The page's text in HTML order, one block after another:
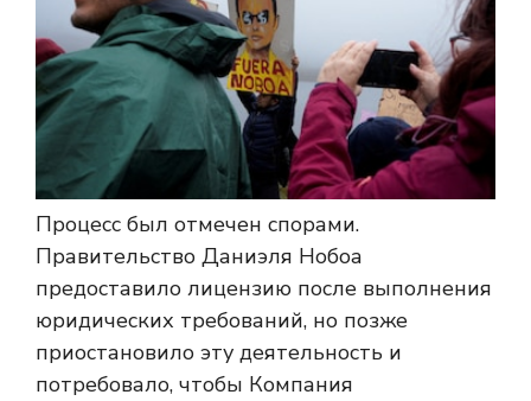
Процесс был отмечен спорами.
Правительство Даниэля Нобоа
предоставило лицензию после выполнения
юридических требований, но позже
приостановило эту деятельность и
потребовало, чтобы Компания